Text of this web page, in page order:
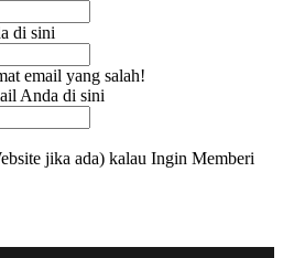
di sini
email yang salah!
Anda di sini
jika ada) kalau Ingin Memberi